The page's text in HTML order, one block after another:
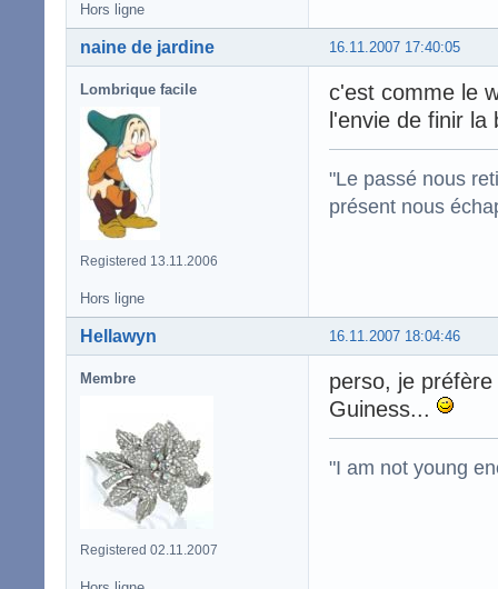
Hors ligne
16.11.2007 17:40:05
naine de jardine
Lombrique facile
Registered 13.11.2006
c'est comme le
l'envie de finir la
"Le passé nous
présent nous
Hors ligne
16.11.2007 18:04:46
Hellawyn
Membre
Registered 02.11.2007
perso, je
Guiness...
"I am not young